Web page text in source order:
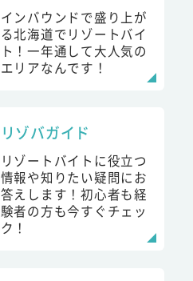
インバウンドで盛り上が
る北海道でリゾートバイ
ト！一年通して大人気の
エリアなんです！
リゾバガイド
リゾートバイトに役立つ
情報や知りたい疑問にお
答えします！初心者も経
験者の方も今すぐチェッ
ク！